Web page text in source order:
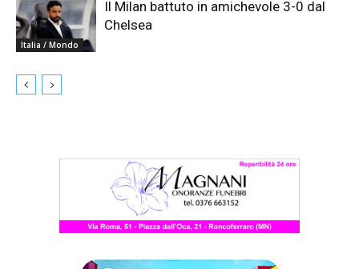
Italia / Mondo
Il Milan battuto in amichevole 3-0 dal
Chelsea